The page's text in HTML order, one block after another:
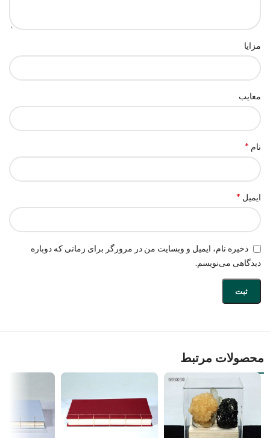
مزایا
معایب
نام *
ایمیل *
ذخیره نام، ایمیل و وبسایت من در مرورگر برای زمانی که دوباره
دیدگاهی می‌نویسم.
محصولات مرتبط